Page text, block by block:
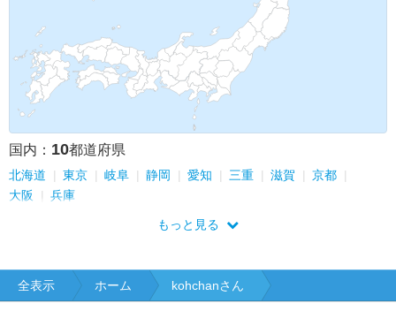
国内： 10都道府県
北海道 東京 岐阜 静岡 愛知 三重 滋賀
京都
大阪
兵庫
もっと見る
全表示 ホーム kohchanさん